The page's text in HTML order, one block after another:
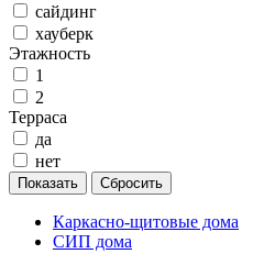
сайдинг
хауберк
Этажность
1
2
Терраса
да
нет
Каркасно-щитовые дома
СИП дома